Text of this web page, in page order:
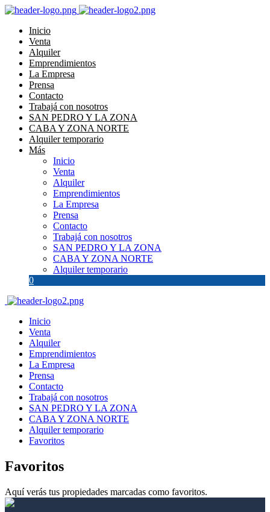
Inicio
Venta
Alquiler
Emprendimientos
La Empresa
Prensa
Contacto
Trabajá con nosotros
SAN PEDRO Y LA ZONA
CABA Y ZONA NORTE
Alquiler temporario
Más
Inicio
Venta
Alquiler
Emprendimientos
La Empresa
Prensa
Contacto
Trabajá con nosotros
SAN PEDRO Y LA ZONA
CABA Y ZONA NORTE
Alquiler temporario
0
Inicio
Venta
Alquiler
Emprendimientos
La Empresa
Prensa
Contacto
Trabajá con nosotros
SAN PEDRO Y LA ZONA
CABA Y ZONA NORTE
Alquiler temporario
Favoritos
Favoritos
Aquí verás tus propiedades marcadas como favoritos.